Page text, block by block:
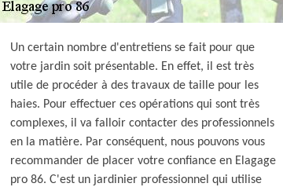
Un certain nombre d'entretiens se fait pour que
votre jardin soit présentable. En effet, il est très
utile de procéder à des travaux de taille pour les
haies. Pour effectuer ces opérations qui sont très
complexes, il va falloir contacter des professionnels
en la matière. Par conséquent, nous pouvons vous
recommander de placer votre confiance en Elagage
pro 86. C'est un jardinier professionnel qui utilise